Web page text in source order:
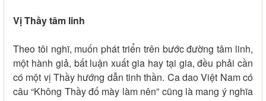
Vị Thầy tâm linh
Theo tôi nghĩ, muốn phát triển trên bước đường tâm linh,
một hành giả, bất luận xuất gia hay tại gia, đều phải cần
có một vị Thầy hướng dẫn tinh thần. Ca dao Việt Nam có
câu “Không Thầy đố mày làm nên” cũng là mang ý nghĩa